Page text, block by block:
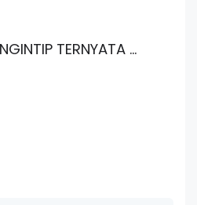
TERNYATA ...